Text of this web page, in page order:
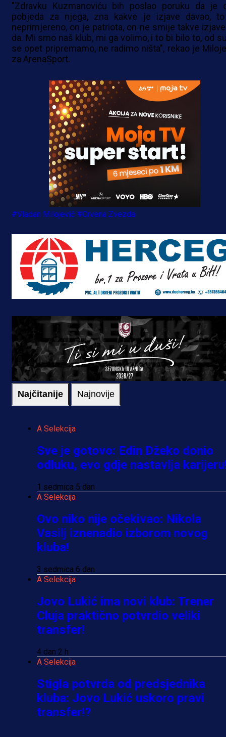
"Zdravku Kuzmanoviću bih poslao poruku da je
pobjeda za njega, zna kakve je izjave davao,
neprimjereno, on je patriota, on ne smije takve
da. Mi smo naš klub, mi ga volimo, i to bi bilo to, od
se opet pripremamo, ne radimo ništa", rekao je
za ArenaSport.
#Vladan Milojević #Crvena Zvezda
Najčitanije Najnovije
A Selekcija
Sve je gotovo: Edin Džeko donio
odluku, evo gdje nastavlja
1 sedmica 5 dan
A Selekcija
Ovo niko nije očekivao: Nikola
Vasilj iznenadio izborom novog
kluba!
3 sedmica 6 dan
A Selekcija
Jovo Lukić ima novi klub: Trener
Cluja praktično potvrdio veliki
transfer!
4 dan 2 h
A Selekcija
Stigla potvrda od predsjednika
kluba: Jovo Lukić uskoro pravi
transfer!?